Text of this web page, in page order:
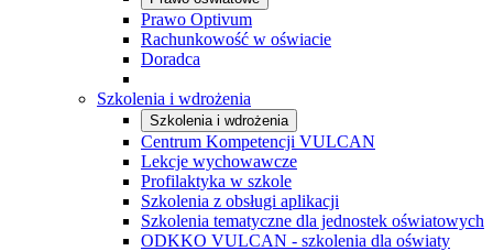
Prawo Optivum
Rachunkowość w oświacie
Doradca
Szkolenia i wdrożenia
Szkolenia i wdrożenia
Centrum Kompetencji VULCAN
Lekcje wychowawcze
Profilaktyka w szkole
Szkolenia z obsługi aplikacji
Szkolenia tematyczne dla jednostek oświatowych
ODKKO VULCAN - szkolenia dla oświaty